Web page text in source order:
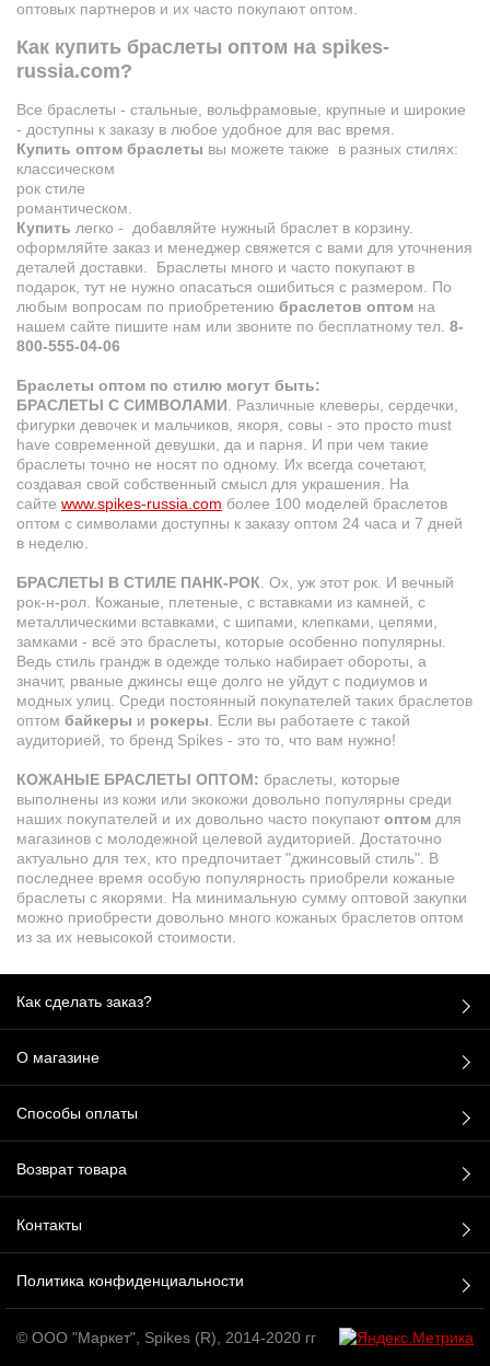
оптовых партнеров и их часто покупают оптом.
Как купить браслеты оптом на spikes-
russia.com?
Все браслеты - стальные, вольфрамовые, крупные и широкие
- доступны к заказу в любое удобное для вас время.
Купить оптом браслеты вы можете также в разных стилях:
классическом
рок стиле
романтическом.
Купить легко - добавляйте нужный браслет в корзину.
оформляйте заказ и менеджер свяжется с вами для уточнения
деталей доставки. Браслеты много и часто покупают в
подарок, тут не нужно опасаться ошибиться с размером. По
любым вопросам по приобретению браслетов оптом на
нашем сайте пишите нам или звоните по бесплатному тел. 8-
800-555-04-06
Браслеты оптом по стилю могут быть:
БРАСЛЕТЫ C СИМВОЛАМИ . Различные клеверы, сердечки,
фигурки девочек и мальчиков, якоря, совы - это просто must
have современной девушки, да и парня. И при чем такие
браслеты точно не носят по одному. Их всегда сочетают,
создавая свой собственный смысл для украшения. На
сайте www.spikes-russia.com более 100 моделей браслетов
оптом с символами доступны к заказу оптом 24 часа и 7 дней
в неделю.
БРАСЛЕТЫ В СТИЛЕ ПАНК-РОК . Ох, уж этот рок. И вечный
рок-н-рол. Кожаные , плетеные, с вставками из камней, с
металлическими вставками, с шипами, клепками, цепями,
замками - всё это браслеты, которые особенно популярны.
Ведь стиль грандж в одежде только набирает обороты, а
значит, рваные джинсы еще долго не уйдут с подиумов и
модных улиц. Среди постоянный покупателей таких браслетов
оптом байкеры и рокеры . Если вы работаете с такой
аудиторией, то бренд Spikes - это то, что вам нужно!
КОЖАНЫЕ БРАСЛЕТЫ ОПТОМ: браслеты, которые
выполнены из кожи или экокожи довольно популярны среди
наших покупателей и их довольно часто покупают оптом для
магазинов с молодежной целевой аудиторией. Достаточно
актуально для тех, кто предпочитает "джинсовый стиль". В
последнее время особую популярность приобрели кожаные
браслеты с якорями. На минимальную сумму оптовой закупки
можно приобрести довольно много кожаных браслетов оптом
из за их невысокой стоимости.
Как сделать заказ?
О магазине
Способы оплаты
Возврат товара
Контакты
Политика конфиденциальности
© ООО "Маркет", Spikes (R), 2014-2020 гг